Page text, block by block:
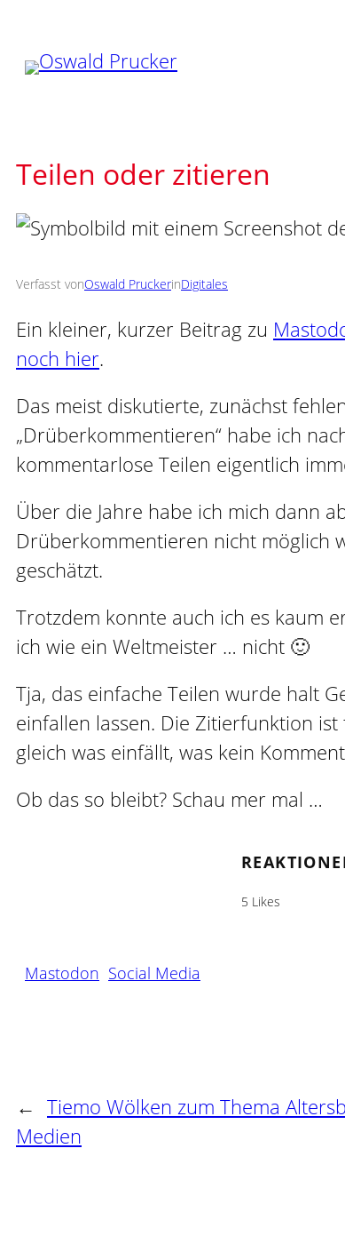
Inhalt
springen
Teilen oder zitieren
Verfasst vonOswald PruckerinDigitales
Ein kleiner, kurzer Beitrag zu
noch hier.
Das meist diskutierte, zunächst
„Drüberkommentieren“ habe ich
kommentarlose Teilen eigentlich
Über die Jahre habe ich mich dann
Drüberkommentieren nicht möglich
geschätzt.
Trotzdem konnte auch ich es kaum
ich wie ein Weltmeister … nicht 🙂
Tja, das einfache Teilen wurde halt
einfallen lassen. Die Zitierfunktion
gleich was einfällt, was kein
Ob das so bleibt? Schau mer mal …
5 Likes
Mastodon Social Media
← Tiemo Wölken zum Thema
Medien